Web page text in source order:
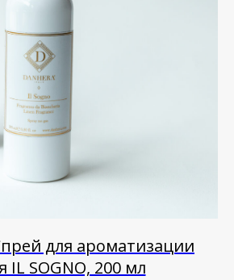
для ароматизации
IL SOGNO, 200 мл